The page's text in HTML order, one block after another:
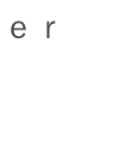
ｒ